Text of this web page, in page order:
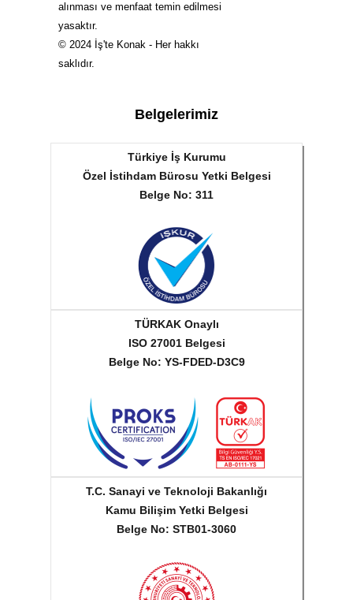
alınması ve menfaat temin edilmesi
yasaktır.
© 2024 İş'te Konak - Her hakkı
saklıdır.
Belgelerimiz
Türkiye İş Kurumu
Özel İstihdam Bürosu Yetki Belgesi
Belge No: 311
TÜRKAK Onaylı
ISO 27001 Belgesi
Belge No: YS-FDED-D3C9
T.C. Sanayi ve Teknoloji Bakanlığı
Kamu Bilişim Yetki Belgesi
Belge No: STB01-3060